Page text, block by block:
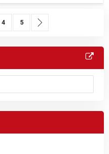
page
Sivu
4 Sivu
5